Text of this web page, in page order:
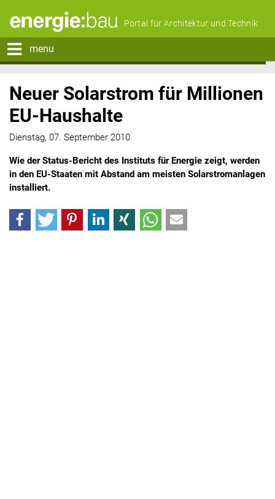
Portal für Architektur und Technik
menu
Neuer Solarstrom für Millionen
EU-Haushalte
Dienstag, 07. September 2010
Wie der Status-Bericht des Instituts für Energie zeigt, werden
in den EU-Staaten mit Abstand am meisten Solarstromanlagen
installiert.